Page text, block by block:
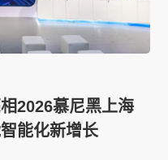
2026慕尼黑上海
能化新增长